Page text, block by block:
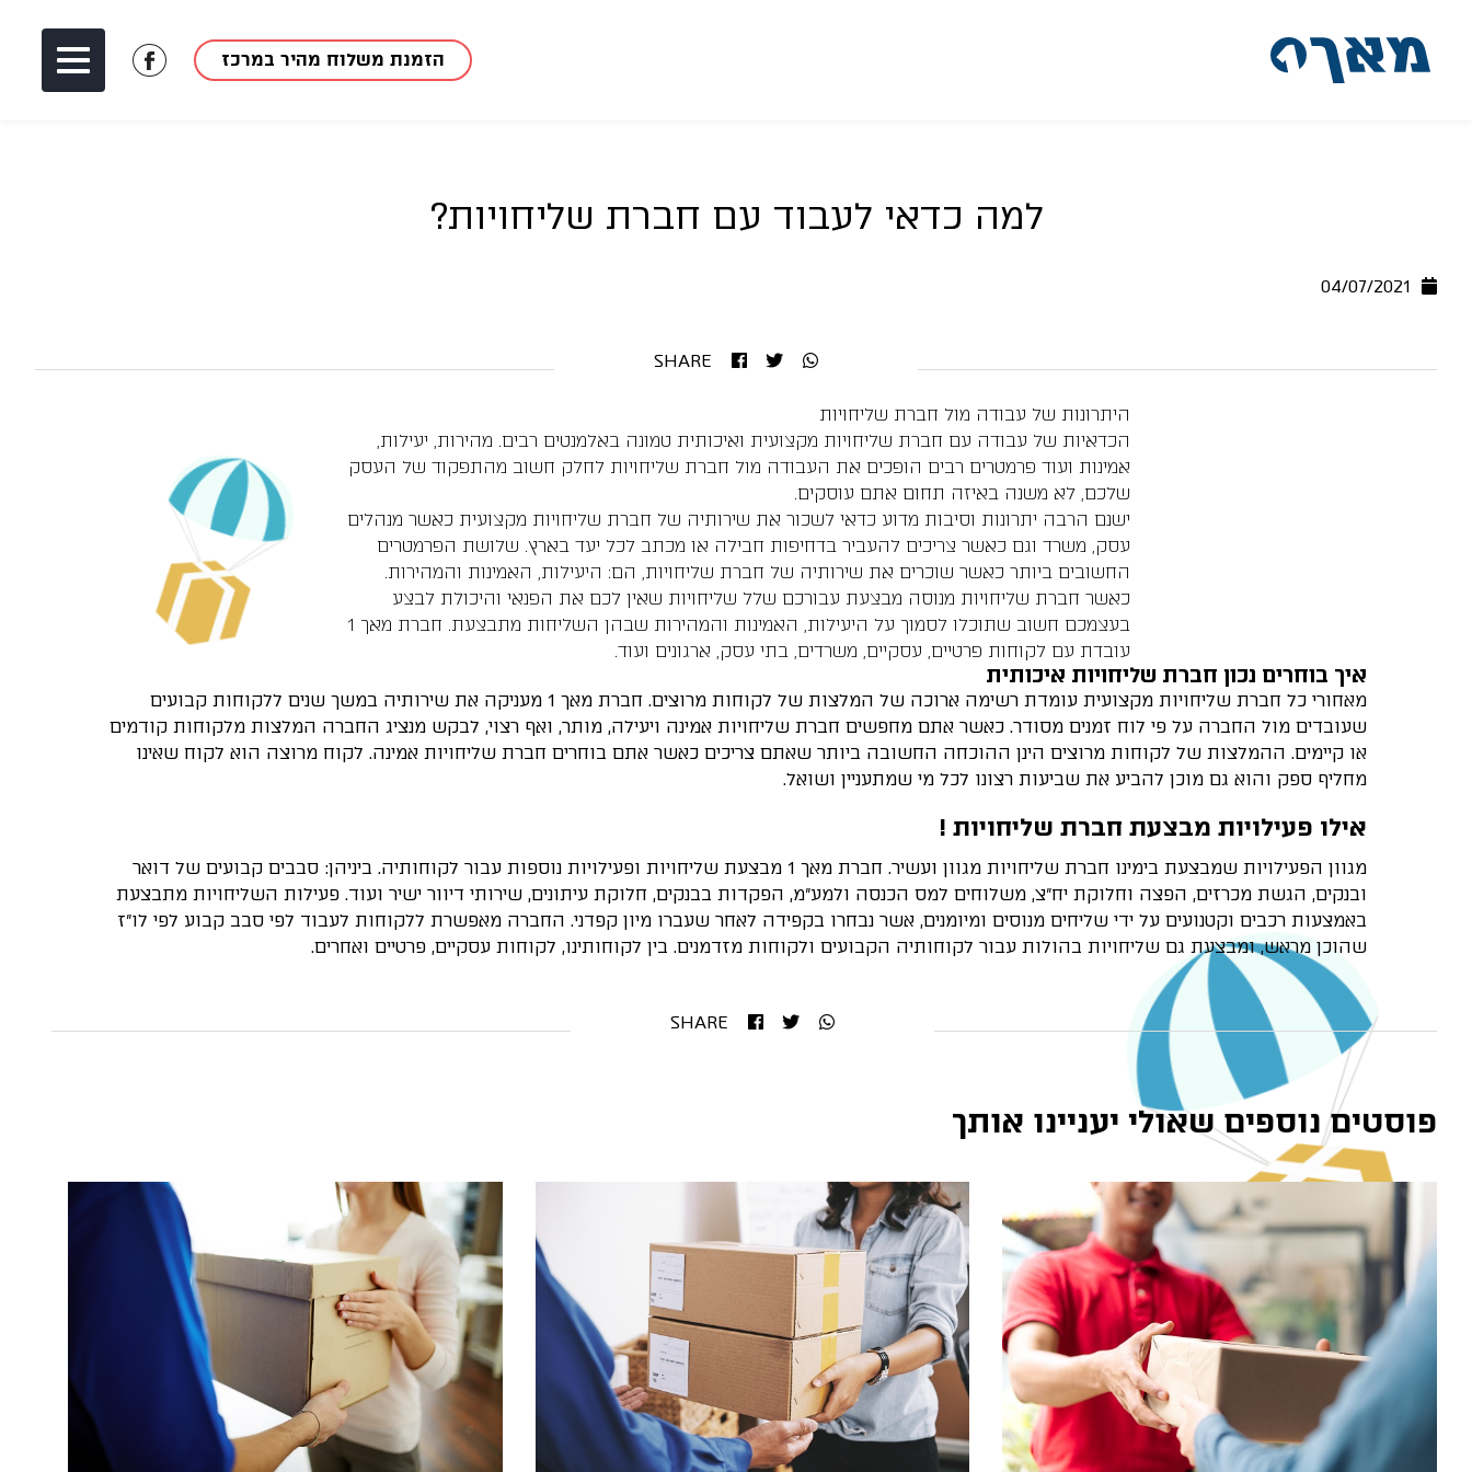
לעמוד
הזמנת משלוח מהיר במרכז
למה כדאי לעבוד עם חברת שליחויות?
04/07/2021
SHARE
היתרונות של עבודה מול חברת שליחויות
הכדאיות של עבודה עם חברת שליחויות מקצועית ואיכותית טמונה באלמנטים רבים. מהירות, יעילות,
אמינות ועוד פרמטרים רבים הופכים את העבודה מול חברת שליחויות לחלק חשוב מהתפקוד של העסק
שלכם, לא משנה באיזה תחום אתם עוסקים.
ישנם הרבה יתרונות וסיבות מדוע כדאי לשכור את שירותיה של חברת שליחויות מקצועית כאשר מנהלים
עסק, משרד וגם כאשר צריכים להעביר בדחיפות חבילה או מכתב לכל יעד בארץ. שלושת הפרמטרים
החשובים ביותר כאשר שוכרים את שירותיה של חברת שליחויות, הם: היעילות, האמינות והמהירות.
כאשר חברת שליחויות מנוסה מבצעת עבורכם שלל שליחויות שאין לכם את הפנאי והיכולת לבצע
בעצמכם חשוב שתוכלו לסמוך על היעילות, האמינות והמהירות שבהן השליחות מתבצעת. חברת מאך 1
עובדת עם לקוחות פרטיים, עסקיים, משרדים, בתי עסק, ארגונים ועוד.
איך בוחרים נכון חברת שליחויות איכותית
מאחורי כל חברת שליחויות מקצועית עומדת רשימה ארוכה של המלצות של לקוחות מרוצים. חברת מאך 1 מעניקה את שירותיה במשך שנים ללקוחות קבועים
שעובדים מול החברה על פי לוח זמנים מסודר. כאשר אתם מחפשים חברת שליחויות אמינה ויעילה, מותר, ואף רצוי, לבקש מנציג החברה המלצות מלקוחות קודמים
או קיימים. ההמלצות של לקוחות מרוצים הינן ההוכחה החשובה ביותר שאתם צריכים כאשר אתם בוחרים חברת שליחויות אמינה. לקוח מרוצה הוא לקוח שאינו
מחליף ספק והוא גם מוכן להביע את שביעות רצונו לכל מי שמתעניין ושואל.
אילו פעילויות מבצעת חברת שליחויות !
מגוון הפעילויות שמבצעת בימינו חברת שליחויות מגוון ועשיר. חברת מאך 1 מבצעת שליחויות ופעילויות נוספות עבור לקוחותיה. ביניהן: סבבים קבועים של דואר
ובנקים, הגשת מכרזים, הפצה וחלוקת יח"צ, משלוחים למס הכנסה ולמע"מ, הפקדות בבנקים, חלוקת עיתונים, שירותי דיוור ישיר ועוד. פעילות השליחויות מתבצעת
באמצעות רכבים וקטנועים על ידי שליחים מנוסים ומיומנים, אשר נבחרו בקפידה לאחר שעברו מיון קפדני. החברה מאפשרת ללקוחות לעבוד לפי סבב קבוע לפי לו"ז
שהוכן מראש, ומבצעת גם שליחויות בהולות עבור לקוחותיה הקבועים ולקוחות מזדמנים. בין לקוחותינו, לקוחות עסקיים, פרטיים ואחרים.
SHARE
פוסטים נוספים שאולי יעניינו אותך